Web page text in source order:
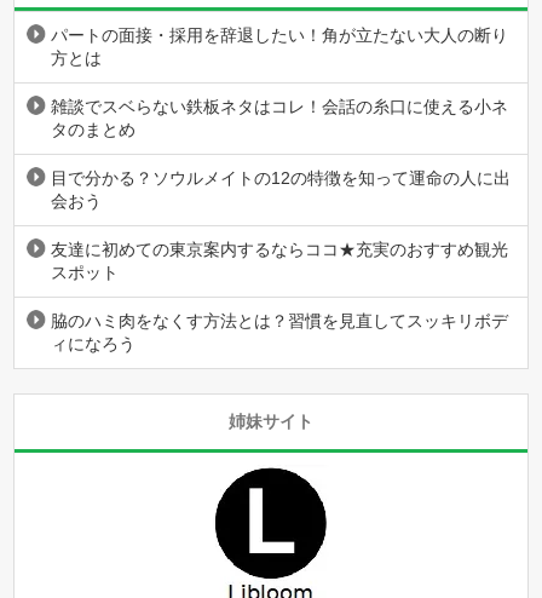
パートの面接・採用を辞退したい！角が立たない大人の断り
方とは
雑談でスベらない鉄板ネタはコレ！会話の糸口に使える小ネ
タのまとめ
目で分かる？ソウルメイトの12の特徴を知って運命の人に出
会おう
友達に初めての東京案内するならココ★充実のおすすめ観光
スポット
脇のハミ肉をなくす方法とは？習慣を見直してスッキリボデ
ィになろう
姉妹サイト